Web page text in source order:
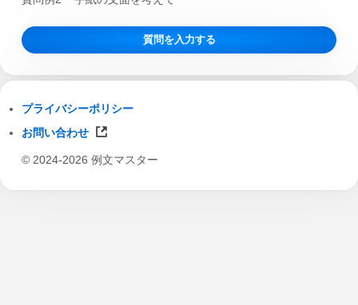
質問を入力する
プライバシーポリシー
お問い合わせ
© 2024-2026 例文マスター